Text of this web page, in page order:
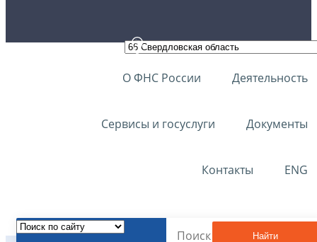
О ФНС России Деятельность
Сервисы и госуслуги Документы
Контакты ENG
Найти